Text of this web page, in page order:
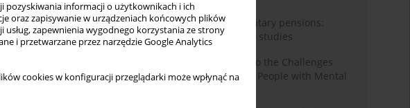
pozyskiwania informacji o użytkownikach i ich
oraz zapisywanie w urządzeniach końcowych plików
usług, zapewnienia wygodnego korzystania ze strony
i przetwarzane przez narzędzie Google Analytics
cookies w konfiguracji przeglądarki może wpłynąć na
Auto-enrolment in voluntary pensions:
Comparative OECD case studies
Bibliometric Insights into the Challenges
and Needs of Homeless People with Mental